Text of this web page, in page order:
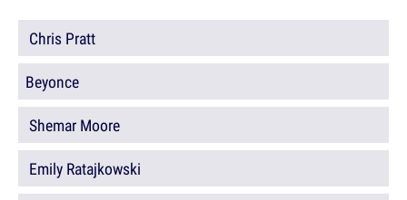
Chris Pratt
Beyonce
Shemar Moore
Emily Ratajkowski